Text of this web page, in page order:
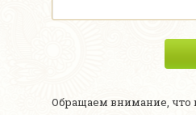
Обращаем внимание, что